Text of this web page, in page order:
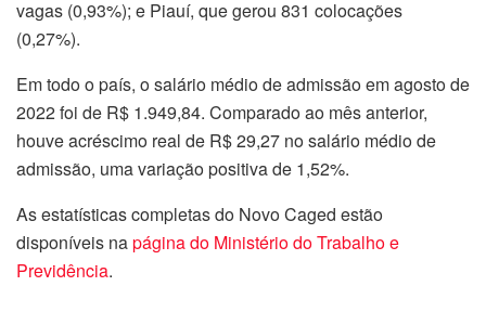
vagas (0,93%); e Piauí, que gerou 831 colocações
(0,27%).
Em todo o país, o salário médio de admissão em agosto de
2022 foi de R$ 1.949,84. Comparado ao mês anterior,
houve acréscimo real de R$ 29,27 no salário médio de
admissão, uma variação positiva de 1,52%.
As estatísticas completas do Novo Caged estão
disponíveis napágina do Ministério do Trabalho e
Previdência.